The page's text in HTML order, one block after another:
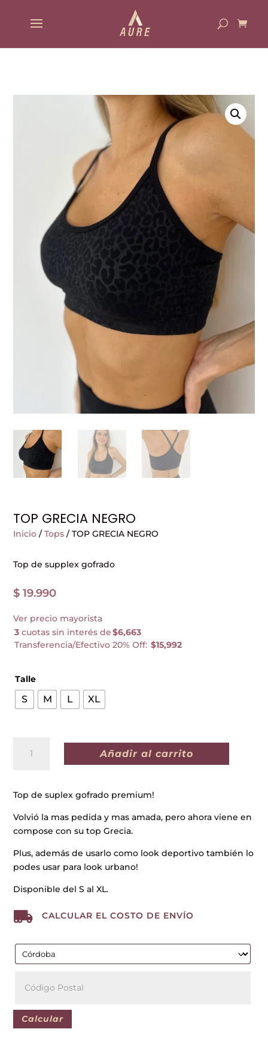
TOP GRECIA NEGRO
Inicio /Tops / TOP GRECIA NEGRO
Top de supplex gofrado
$ 19.990
Ver precio mayorista
3 cuotas sin interés de$6,663
Transferencia/Efectivo 20% Off: $15,992
Talle
S M L XL
GRECIA
Añadir al carrito
Top de suplex gofrado premium!
Volvió la mas pedida y mas amada, pero ahora viene en
compose con su top Grecia.
Plus, además de usarlo como look deportivo también lo
podes usar para look urbano!
Disponible del S al XL.
 CALCULAR EL COSTO DE ENVÍO
Calcular